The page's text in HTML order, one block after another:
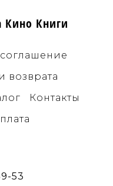
Книги
возврата
Контакты
53